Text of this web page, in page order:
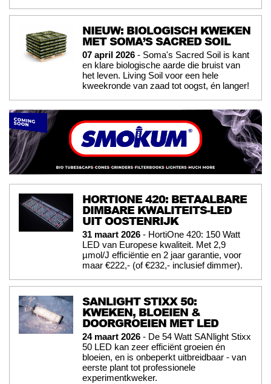
NIEUW: BIOLOGISCH KWEKEN
MET SOMA’S SACRED SOIL
07 april 2026 - Soma's Sacred Soil is kant
en klare biologische aarde die bruist van
het leven. Living Soil voor een hele
kweekronde van zaad tot oogst, én langer!
HORTIONE 420: BETAALBARE
DIMBARE KWALITEITS-LED
UIT OOSTENRIJK
31 maart 2026 - HortiOne 420: 150 Watt
LED van Europese kwaliteit. Met 2,9
µmol/J efficiëntie en 2 jaar garantie, voor
maar €222,- (of €232,- inclusief dimmer).
SANLIGHT STIXX 50:
KWEKEN, BLOEIEN &
DOORGROEIEN MET LED
24 maart 2026 - De 54 Watt SANlight Stixx
50 LED kan zeer efficiënt groeien én
bloeien, en is onbeperkt uitbreidbaar - van
eerste plant tot professionele
experimentkweker.